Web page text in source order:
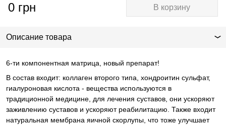
0 грн В корзину
Описание товара
6-ти компонентная матрица, новый препарат!
В состав входит: коллаген второго типа, хондроитин сульфат,
гиалуроновая кислота - вещества используются в
традиционной медицине, для лечения суставов, они ускоряют
заживлению суставов и ускоряют реабилитацию. Также входит
натуральная мембрана яичной скорлупы, что тоже улучшает